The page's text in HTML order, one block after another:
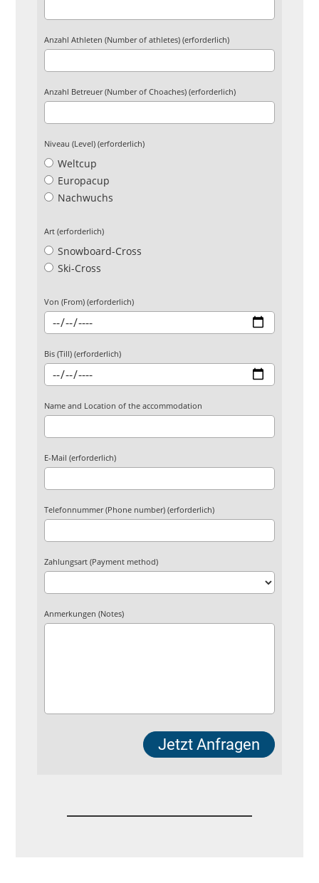
Anzahl Athleten (Number of athletes) (erforderlich)
Anzahl Betreuer (Number of Choaches) (erforderlich)
Niveau (Level) (erforderlich)
Weltcup
Europacup
Nachwuchs
Art (erforderlich)
Snowboard-Cross
Ski-Cross
Von (From) (erforderlich)
Bis (Till) (erforderlich)
Name and Location of the accommodation
E-Mail (erforderlich)
Telefonnummer (Phone number) (erforderlich)
Zahlungsart (Payment method)
Anmerkungen (Notes)